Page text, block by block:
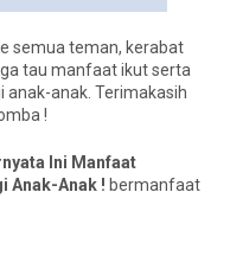
semua teman, kerabat
tau manfaat ikut serta
anak-anak. Terimakasih
!
Ini Manfaat
Anak-Anak ! bermanfaat